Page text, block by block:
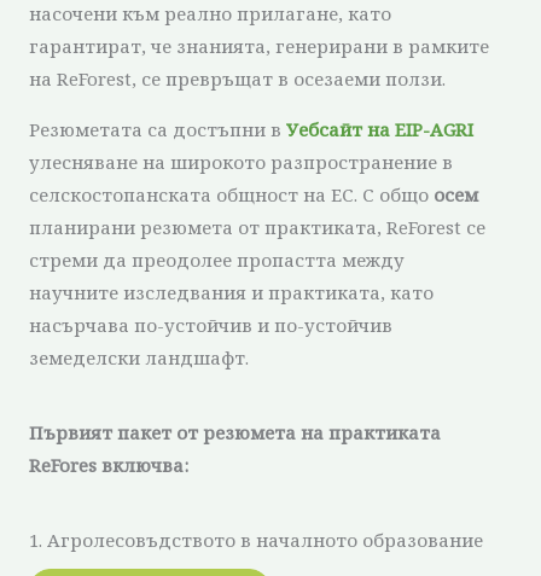
насочени към реално прилагане, като
гарантират, че знанията, генерирани в рамките
на ReForest, се превръщат в осезаеми ползи.
Резюметата са достъпни в Уебсайт на EIP-AGRI
улесняване на широкото разпространение в
селскостопанската общност на ЕС. С общо осем
планирани резюмета от практиката, ReForest се
стреми да преодолее пропастта между
научните изследвания и практиката, като
насърчава по-устойчив и по-устойчив
земеделски ландшафт.
Първият пакет от резюмета на практиката
ReFores включва:
1. Агролесовъдството в началното образование